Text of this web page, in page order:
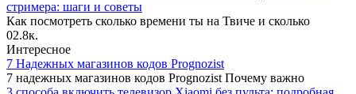
стримера: шаги и советы
Как посмотреть сколько времени ты на Твиче и сколько
02.8к.
Интересное
7 Надежных магазинов кодов Prognozist
7 надежных магазинов кодов Prognozist Почему важно